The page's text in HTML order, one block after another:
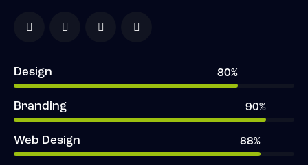
Design 80%
Branding 90%
Web Design 88%